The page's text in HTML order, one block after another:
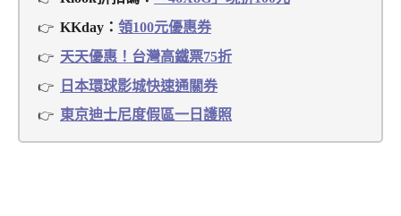
KKday： 領100元優惠券
天天優惠！台灣高鐵票75折
日本環球影城快速通關券
東京迪士尼度假區一日護照